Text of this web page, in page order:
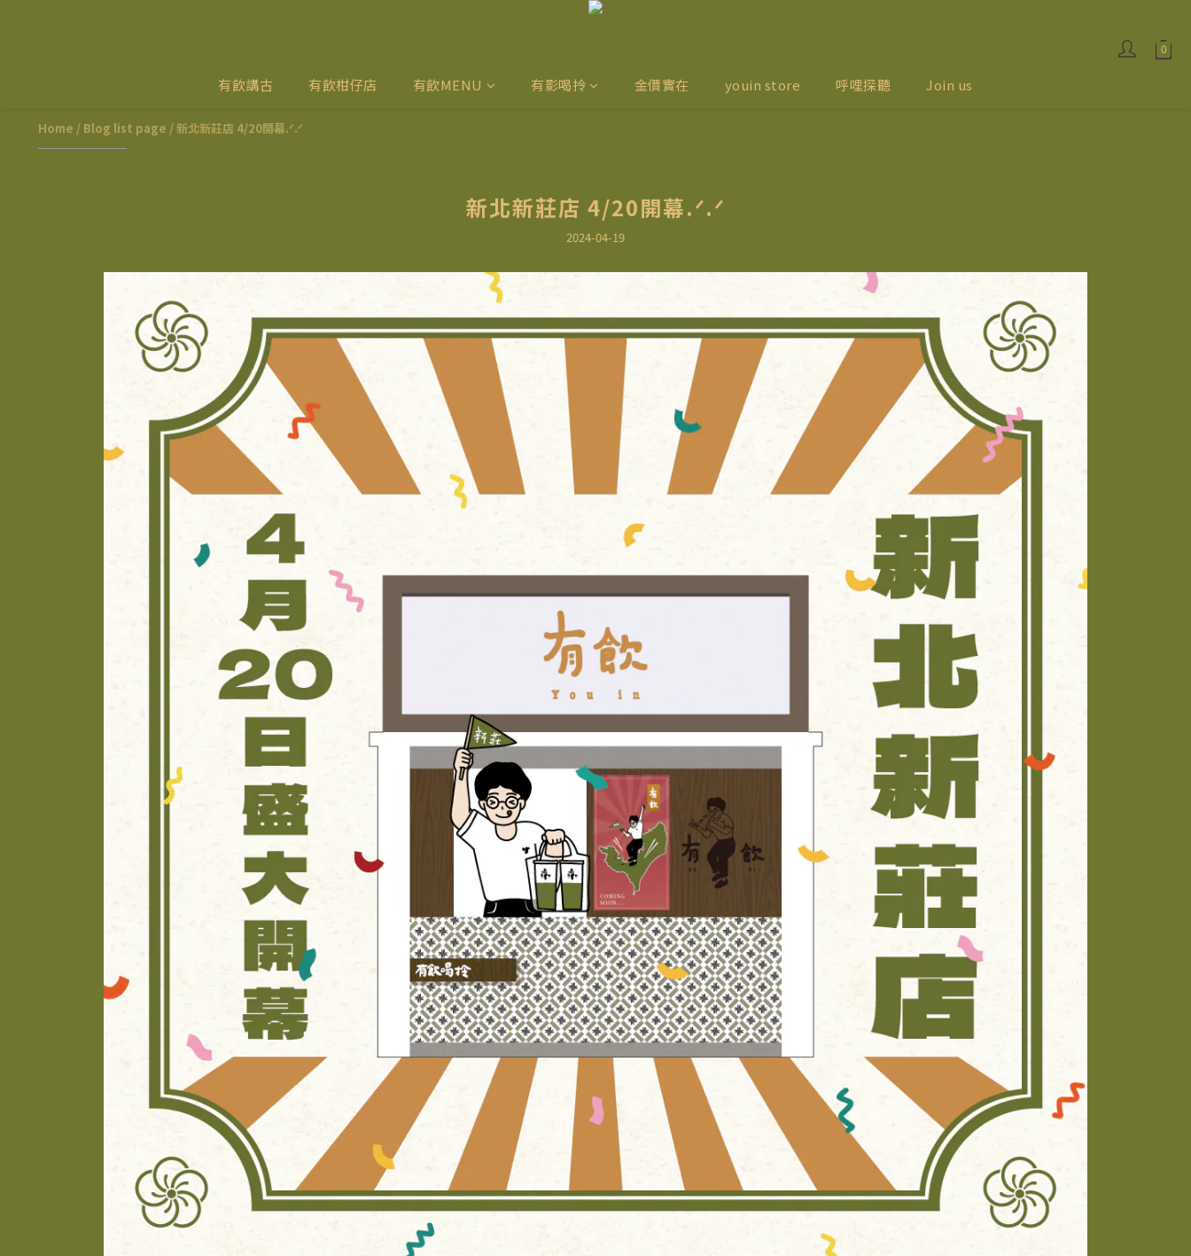
有飲講古 有飲柑仔店 有飲MENU 有影喝拎 金價實在 youin store 呼哩探聽 Join us
Home / Blog list page /新北新莊店 4/20開幕.ᐟ.ᐟ
新北新莊店 4/20開幕.ᐟ.ᐟ
2024-04-19